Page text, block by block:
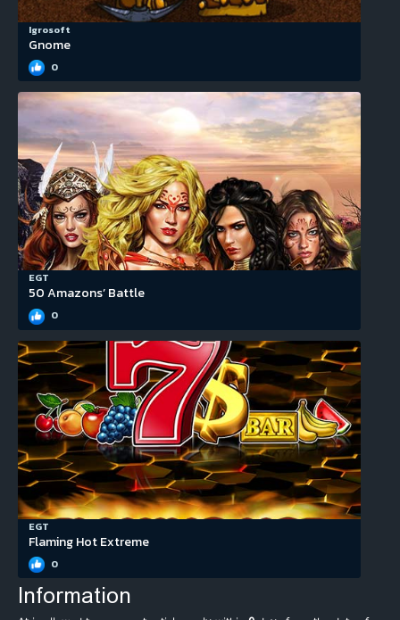
Igrosoft
Gnome
0
EGT
50 Amazons’ Battle
0
EGT
Flaming Hot Extreme
0
Information